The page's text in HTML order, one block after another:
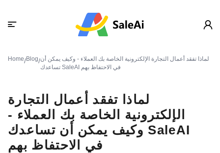
Home/Blog/لماذا تفقد أعمال التجارة الإلكترونية الخاصة بك العملاء - وكيف يمكن أن
تساعدك SaleAI في الاحتفاظ بهم
لماذا تفقد أعمال التجارة
الإلكترونية الخاصة بك العملاء -
وكيف يمكن أن تساعدك SaleAI
في الاحتفاظ بهم